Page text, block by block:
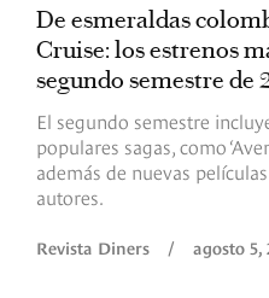
De esmeraldas
Cruise: los estrenos
segundo semestre de
El segundo semestre
populares sagas, como
además de nuevas
autores.
Revista Diners / agosto 5,